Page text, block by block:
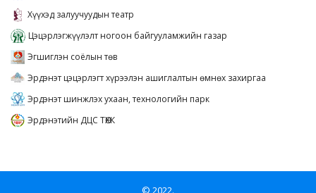
Хүүхэд залуучуудын театр
Цэцэрлэгжүүлэлт ногоон байгууламжийн газар
Эгшиглэн соёлын төв
Эрдэнэт цэцэрлэгт хүрээлэн ашиглалтын өмнөх захиргаа
Эрдэнэт шинжлэх ухаан, технологийн парк
Эрдэнэтийн ДЦС ТӨХК
© 2022.